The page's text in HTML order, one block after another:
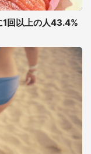
1回以上の人43.4%